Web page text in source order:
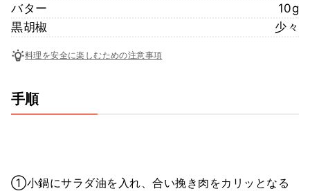
バター
10g
黒胡椒
少々
料理を安全に楽しむための注意事項
手順
①小鍋にサラダ油を入れ、合い挽き肉をカリッとなる